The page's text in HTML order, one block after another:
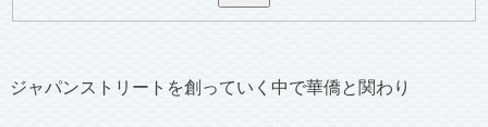
ジャパンストリートを創っていく中で華僑と関わり